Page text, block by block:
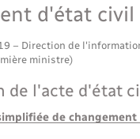
d'état civil
– Direction de
ministre)
de l'acte d'état
de changement